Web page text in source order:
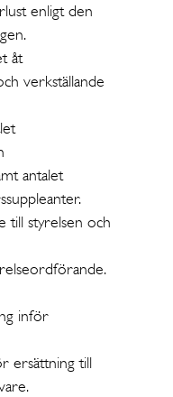
enligt den
åt
verkställande
antalet
till styrelsen och
inför
ersättning till